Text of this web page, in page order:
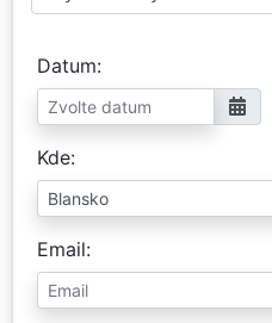
Datum
Kde
Email